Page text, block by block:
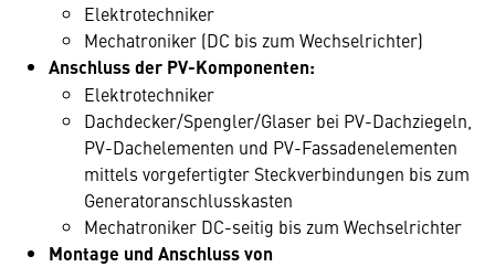
Elektrotechniker
Mechatroniker (DC bis zum Wechselrichter)
Anschluss der PV-Komponenten:
Elektrotechniker
Dachdecker/Spengler/Glaser bei PV-Dachziegeln,
PV-Dachelementen und PV-Fassadenelementen
mittels vorgefertigter Steckverbindungen bis zum
Generatoranschlusskasten
Mechatroniker DC-seitig bis zum Wechselrichter
Montage und Anschluss von